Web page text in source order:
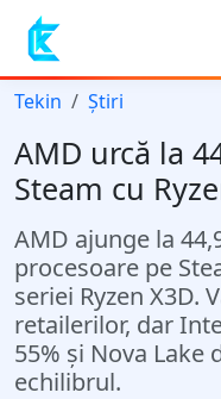
Tekin Știri
AMD urcă la
Steam cu
AMD ajunge la
procesoare pe
seriei Ryzen X3D.
retailerilor, dar
55% și Nova Lake
echilibrul.